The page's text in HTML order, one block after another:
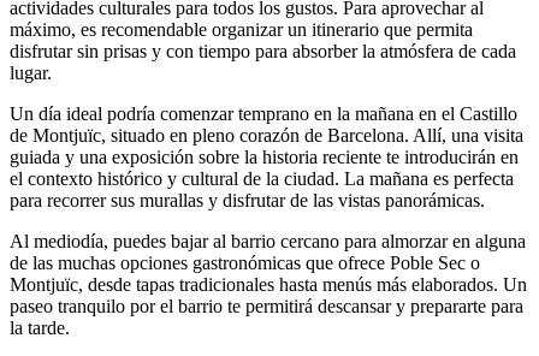
actividades culturales para todos los gustos. Para aprovechar al
máximo, es recomendable organizar un itinerario que permita
disfrutar sin prisas y con tiempo para absorber la atmósfera de cada
lugar.
Un día ideal podría comenzar temprano en la mañana en el Castillo
de Montjuïc, situado en pleno corazón de Barcelona. Allí, una visita
guiada y una exposición sobre la historia reciente te introducirán en
el contexto histórico y cultural de la ciudad. La mañana es perfecta
para recorrer sus murallas y disfrutar de las vistas panorámicas.
Al mediodía, puedes bajar al barrio cercano para almorzar en alguna
de las muchas opciones gastronómicas que ofrece Poble Sec o
Montjuïc, desde tapas tradicionales hasta menús más elaborados. Un
paseo tranquilo por el barrio te permitirá descansar y prepararte para
la tarde.